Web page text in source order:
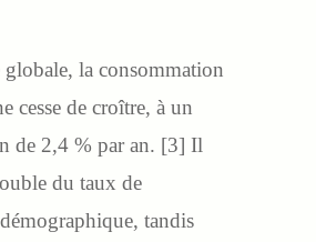
globale, la consommation
cesse de croître, à un
de 2,4 % par an. [3] Il
du taux de
tandis